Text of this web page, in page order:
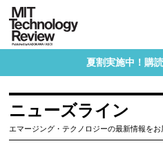
夏割実施中！購
ニューズライン
エマージング・テクノロジーの最新情報をお